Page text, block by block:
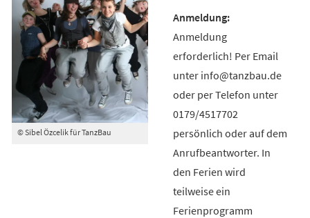
© Sibel Özcelik für TanzBau
Anmeldung
erforderlich! Per Email
unter info@tanzbau.de
oder per Telefon unter
0179/4517702
persönlich oder auf dem
Anrufbeantworter. In
den Ferien wird
teilweise ein
Ferienprogramm